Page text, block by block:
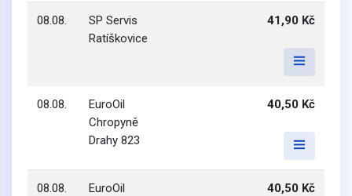
08.08.
SP Servis
Ratíškovice
41,90 Kč
08.08.
EuroOil
Chropyně
Drahy 823
40,50 Kč
08.08.
EuroOil
40,50 Kč